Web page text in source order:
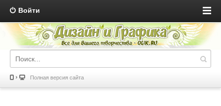
Войти
Полная версия сайта